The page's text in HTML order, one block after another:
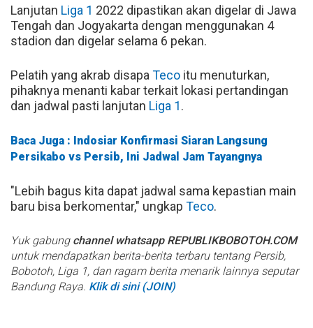
Lanjutan Liga 1 2022 dipastikan akan digelar di Jawa
Tengah dan Jogyakarta dengan menggunakan 4
stadion dan digelar selama 6 pekan.
Pelatih yang akrab disapaTeco itu menuturkan,
pihaknya menanti kabar terkait lokasi pertandingan
dan jadwal pasti lanjutan Liga 1.
Baca Juga : Indosiar Konfirmasi Siaran Langsung
Persikabo vs Persib, Ini Jadwal Jam Tayangnya
"Lebih bagus kita dapat jadwal sama kepastian main
baru bisa berkomentar," ungkap Teco.
Yuk gabung channel whatsapp REPUBLIKBOBOTOH.COM
untuk mendapatkan berita-berita terbaru tentang Persib,
Bobotoh, Liga 1, dan ragam berita menarik lainnya seputar
Bandung Raya. Klik di sini (JOIN)